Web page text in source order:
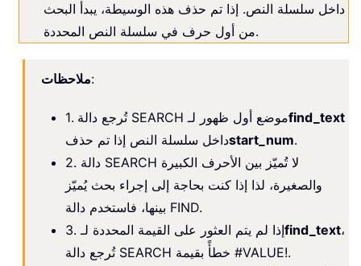
داخل سلسلة النص. إذا تم حذف هذه الوسيطة، يبدأ البحث
من أول حرف في سلسلة النص المحددة.
ملاحظات:
1. تُرجع دالة SEARCH موضع أول ظهور لـfind_text
داخل سلسلة النص إذا تم حذفstart_num.
2. دالة SEARCH لا تُميّز بين الأحرف الكبيرة
والصغيرة، لذا إذا كنت بحاجة إلى إجراء بحث يُميّز
بينها، فاستخدم دالة FIND.
3. إذا لم يتم العثور على القيمة المحددة لـfind_text،
تُرجع دالة SEARCH خطأً بقيمة #VALUE!.